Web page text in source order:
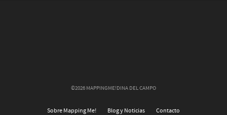
©2026 MAPPINGME!DINA DEL CAMPO
Sobre Mapping Me! Blog y Noticias Contacto